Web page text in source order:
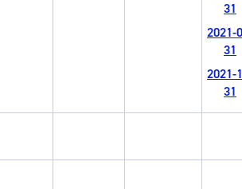
31
2021-
31
2021-
31